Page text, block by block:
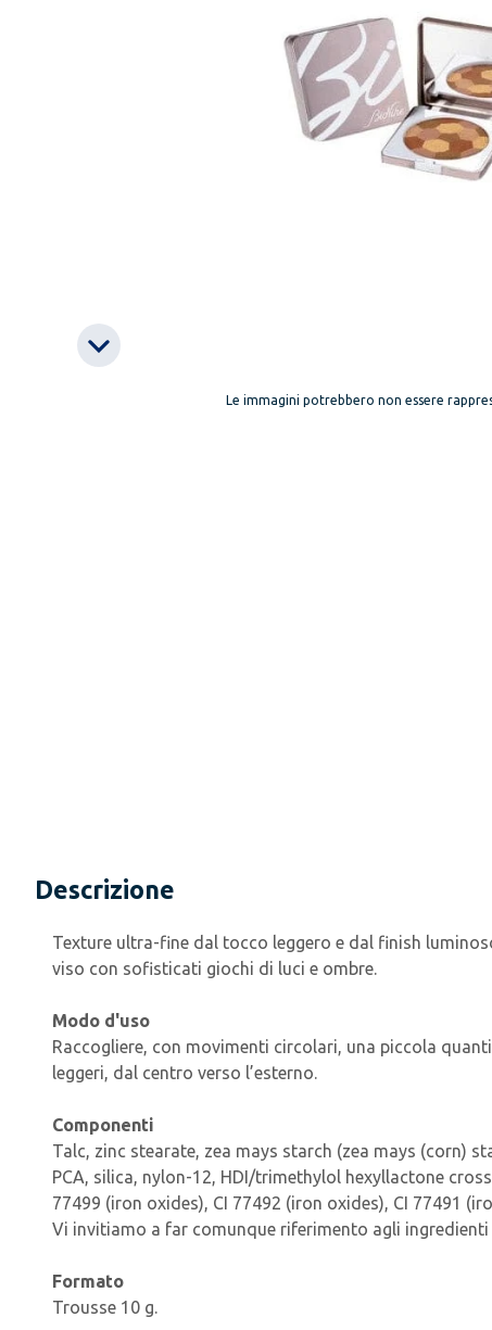
Le immagini potrebbero non essere
Descrizione
Texture ultra-fine dal tocco leggero e dal finish
viso con sofisticati giochi di luci e ombre.
Modo d'uso
Raccogliere, con movimenti circolari, una piccola
leggeri, dal centro verso l’esterno.
Componenti
Talc, zinc stearate, zea mays starch (zea mays (corn)
PCA, silica, nylon-12, HDI/trimethylol hexyllactone
77499 (iron oxides), CI 77492 (iron oxides), CI 77491
Vi invitiamo a far comunque riferimento agli
Formato
Trousse 10 g.